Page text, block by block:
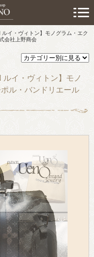
イ・ヴィトン】モノグラム・エク
会社上野商会
イ・ヴィトン】モノ
ル・バンドリエール
方へ
方
方
方
い品目
フおすすめ情報
ーン情報
要